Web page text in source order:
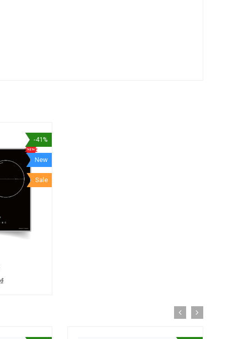
-41%
New
Sale
₫